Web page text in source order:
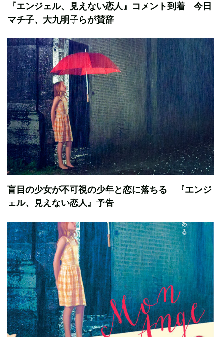
『エンジェル、見えない恋人』コメント到着 今日
マチ子、大九明子らが賛辞
盲目の少女が不可視の少年と恋に落ちる 『エンジ
ェル、見えない恋人』予告